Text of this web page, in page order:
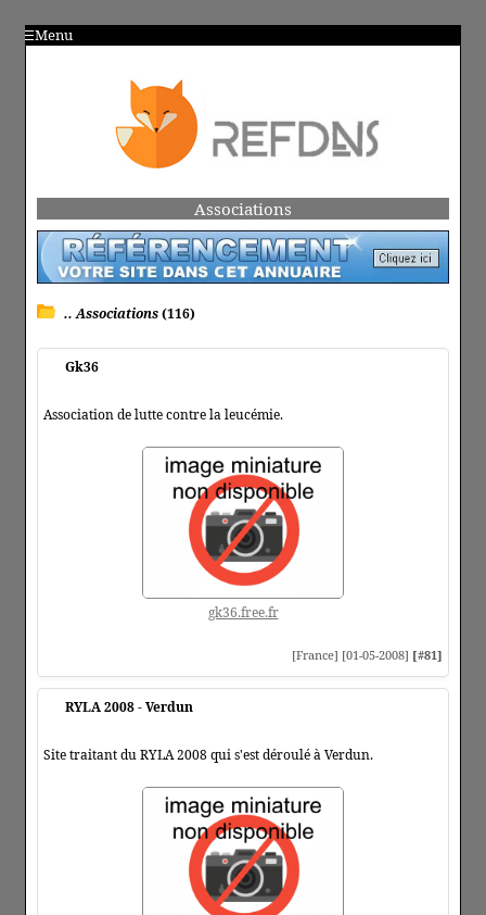
Menu
Associations
.. Associations(116)
Gk36
Association de lutte contre la leucémie.
gk36.free.fr
[France] [01-05-2008] [#81]
RYLA 2008 - Verdun
Site traitant du RYLA 2008 qui s'est déroulé à Verdun.